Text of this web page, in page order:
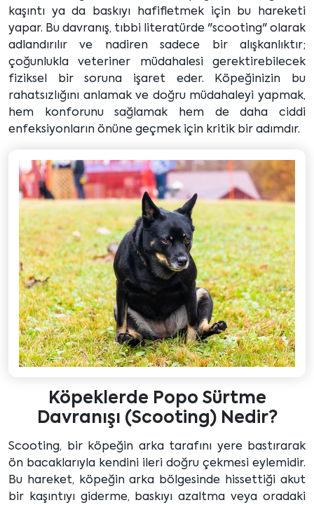
kaşıntı ya da baskıyı hafifletmek için bu hareketi
yapar. Bu davranış, tıbbi literatürde "scooting" olarak
adlandırılır ve nadiren sadece bir alışkanlıktır;
çoğunlukla veteriner müdahalesi gerektirebilecek
fiziksel bir soruna işaret eder. Köpeğinizin bu
rahatsızlığını anlamak ve doğru müdahaleyi yapmak,
hem konforunu sağlamak hem de daha ciddi
enfeksiyonların önüne geçmek için kritik bir adımdır.
Köpeklerde Popo Sürtme
Davranışı (Scooting) Nedir?
Scooting, bir köpeğin arka tarafını yere bastırarak
ön bacaklarıyla kendini ileri doğru çekmesi eylemidir.
Bu hareket, köpeğin arka bölgesinde hissettiği akut
bir kaşıntıyı giderme, baskıyı azaltma veya oradaki